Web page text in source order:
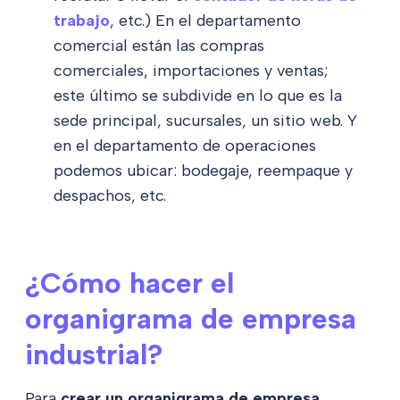
trabajo, etc.) En el departamento
comercial están las compras
comerciales, importaciones y ventas;
este último se subdivide en lo que es la
sede principal, sucursales, un sitio web. Y
en el departamento de operaciones
podemos ubicar: bodegaje, reempaque y
despachos, etc.
¿Cómo hacer el
organigrama de empresa
industrial?